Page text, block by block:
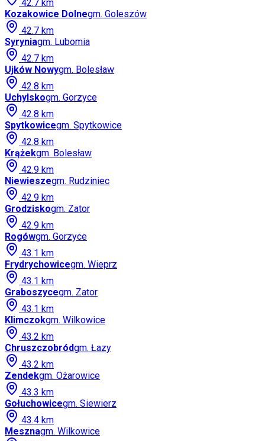
42.7 km
Kozakowice Dolnegm. Goleszów
42.7 km
Syryniagm. Lubomia
42.7 km
Ujków Nowygm. Bolesław
42.8 km
Uchylskogm. Gorzyce
42.8 km
Spytkowicegm. Spytkowice
42.8 km
Krążekgm. Bolesław
42.9 km
Niewieszegm. Rudziniec
42.9 km
Grodziskogm. Zator
42.9 km
Rogówgm. Gorzyce
43.1 km
Frydrychowicegm. Wieprz
43.1 km
Graboszycegm. Zator
43.1 km
Klimczokgm. Wilkowice
43.2 km
Chruszczobródgm. Łazy
43.2 km
Zendekgm. Ożarowice
43.3 km
Gołuchowicegm. Siewierz
43.4 km
Mesznagm. Wilkowice